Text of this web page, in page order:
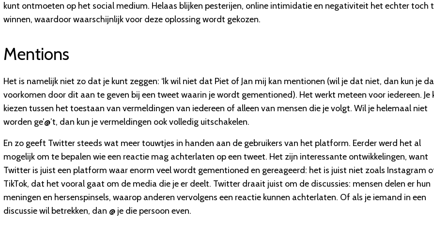
kunt ontmoeten op het social medium. Helaas blijken pesterijen, online intimidatie en negativiteit het echter toch
winnen, waardoor waarschijnlijk voor deze oplossing wordt gekozen.
Mentions
Het is namelijk niet zo dat je kunt zeggen: ‘Ik wil niet dat Piet of Jan mij kan mentionen (wil je dat niet, dan kun je
voorkomen door dit aan te geven bij een tweet waarin je wordt gementioned). Het werkt meteen voor iedereen. Je
kiezen tussen het toestaan van vermeldingen van iedereen of alleen van mensen die je volgt. Wil je helemaal niet
worden ge’@’t, dan kun je vermeldingen ook volledig uitschakelen.
En zo geeft Twitter steeds wat meer touwtjes in handen aan de gebruikers van het platform. Eerder werd het al
mogelijk om te bepalen wie een reactie mag achterlaten op een tweet. Het zijn interessante ontwikkelingen, want
Twitter is juist een platform waar enorm veel wordt gementioned en gereageerd: het is juist niet zoals Instagram
TikTok, dat het vooral gaat om de media die je er deelt. Twitter draait juist om de discussies: mensen delen er hun
meningen en hersenspinsels, waarop anderen vervolgens een reactie kunnen achterlaten. Of als je iemand in een
discussie wil betrekken, dan @ je die persoon even.